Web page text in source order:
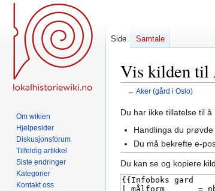
Vis kilden til
← Aker (gård i Oslo)
Hopp
navigering
Hopp
Du har ikke tillatelse til
Handlinga du
Du må bekrefte e-
Du kan se og kopiere
Side Samtale
Om wikien
Hjelpesider
Diskusjonsforum
Tilfeldig artikkel
Siste endringer
Kategorier
Kontakt oss